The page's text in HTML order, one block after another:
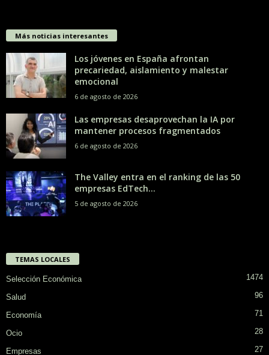
Más noticias interesantes
Los jóvenes en España afrontan
precariedad, aislamiento y malestar
emocional
6 de agosto de 2026
Las empresas desaprovechan la IA por
mantener procesos fragmentados
6 de agosto de 2026
The Valley entra en el ranking de las 50
empresas EdTech...
5 de agosto de 2026
TEMAS LOCALES
Selección Económica 1474
Salud 96
Economía 71
Ocio 28
Empresas 27